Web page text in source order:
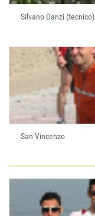
Silvano Danzi (tecnico)
San Vincenzo